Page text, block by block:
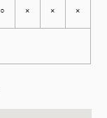
○ × × ×